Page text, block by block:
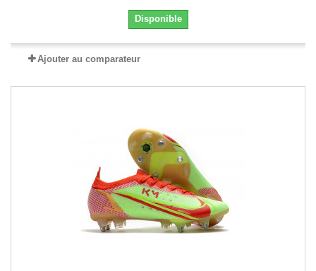
Disponible
Ajouter au comparateur